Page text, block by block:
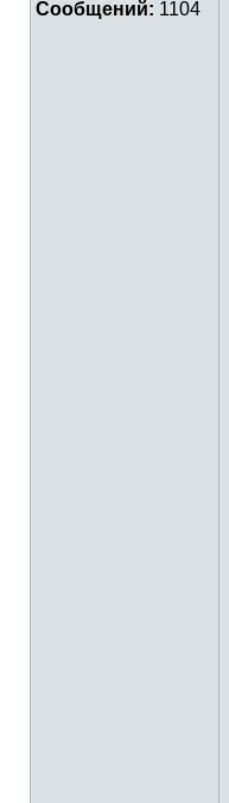
Сообщений: 1104